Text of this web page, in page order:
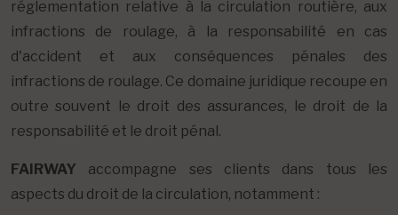
réglementation relative à la circulation routière, aux
infractions de roulage, à la responsabilité en cas
d'accident et aux conséquences pénales des
infractions de roulage. Ce domaine juridique recoupe en
outre souvent le droit des assurances, le droit de la
responsabilité et le droit pénal.
FAIRWAY accompagne ses clients dans tous les
aspects du droit de la circulation, notamment :